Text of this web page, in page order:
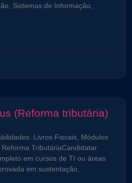
Sistemas de Informação,
(Reforma tributária)
Livros Fiscais, Módulos
TributáriaCandidatar
em cursos de TI ou áreas
em sustentação,